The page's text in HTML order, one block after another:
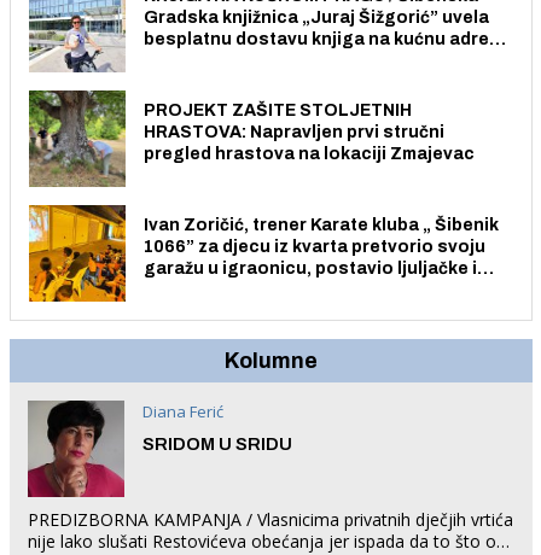
Gradska knjižnica „Juraj Šižgorić” uvela
besplatnu dostavu knjiga na kućnu adresu
PROJEKT ZAŠITE STOLJETNIH
HRASTOVA: Napravljen prvi stručni
pregled hrastova na lokaciji Zmajevac
Ivan Zoričić, trener Karate kluba „ Šibenik
1066” za djecu iz kvarta pretvorio svoju
garažu u igraonicu, postavio ljuljačke i
Kolumne
Diana Ferić
SRIDOM U SRIDU
PREDIZBORNA KAMPANJA / Vlasnicima privatnih dječjih vrtića
nije lako slušati Restovićeva obećanja jer ispada da to što oni